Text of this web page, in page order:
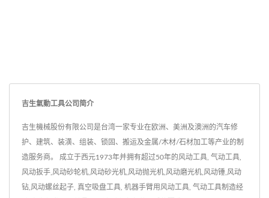
吉生氣動工具公司简介
吉生機械股份有限公司是台湾一家专业在欧洲、美洲及澳洲的汽车修
护、建筑、装潢、组装、锁固、搬运及金属/木材/石材加工等产业的制
造服务商。 成立于西元1973年并拥有超过50年的风动工具, 气动工具,
风动扳手,风动砂轮机,风动砂光机,风动抛光机,风动磨光机,风动锤,风动
钻,风动螺丝起子, 真空吸盘工具, 机器手臂用风动工具, 气动工具制造经